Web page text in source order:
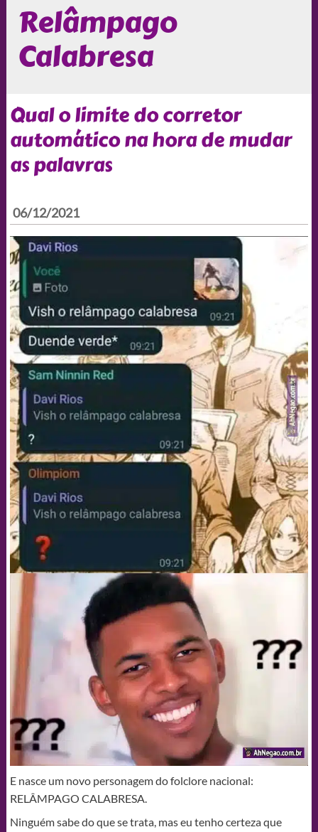
Relâmpago
Calabresa
Qual o limite do corretor
automático na hora de mudar
as palavras
06/12/2021
E nasce um novo personagem do folclore nacional:
RELÂMPAGO CALABRESA.
Ninguém sabe do que se trata, mas eu tenho certeza que